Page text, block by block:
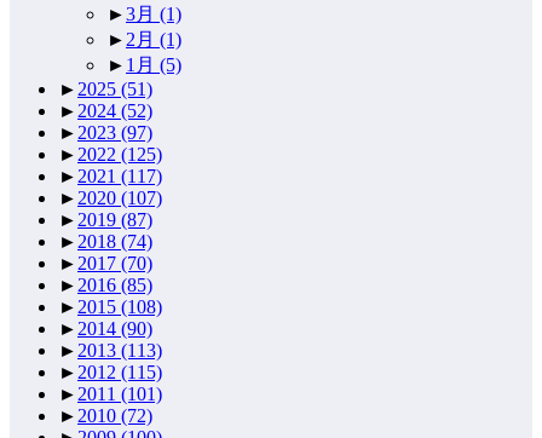
►3月 (1)
► 2月 (1)
► 1月 (5)
► 2025 (51)
► 2024 (52)
► 2023 (97)
► 2022 (125)
► 2021 (117)
► 2020 (107)
► 2019 (87)
► 2018 (74)
► 2017 (70)
► 2016 (85)
► 2015 (108)
► 2014 (90)
► 2013 (113)
► 2012 (115)
► 2011 (101)
► 2010 (72)